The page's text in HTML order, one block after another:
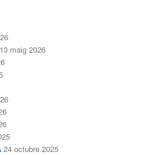
13 maig 2026
24 octubre 2025